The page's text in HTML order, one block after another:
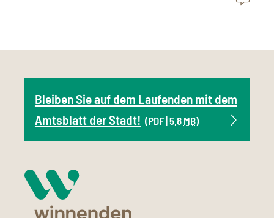
Bleiben Sie auf dem Laufenden mit dem
Amtsblatt der Stadt! (PDF | 5,8 MB)